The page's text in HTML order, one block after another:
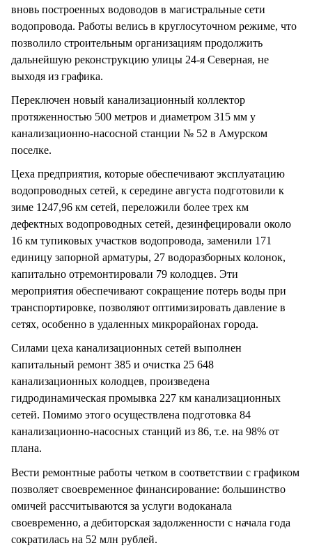
вновь построенных водоводов в магистральные сети
водопровода. Работы велись в круглосуточном режиме, что
позволило строительным организациям продолжить
дальнейшую реконструкцию улицы 24-я Северная, не
выходя из графика.
Переключен новый канализационный коллектор
протяженностью 500 метров и диаметром 315 мм у
канализационно-насосной станции № 52 в Амурском
поселке.
Цеха предприятия, которые обеспечивают эксплуатацию
водопроводных сетей, к середине августа подготовили к
зиме 1247,96 км сетей, переложили более трех км
дефектных водопроводных сетей, дезинфецировали около
16 км тупиковых участков водопровода, заменили 171
единицу запорной арматуры, 27 водоразборных колонок,
капитально отремонтировали 79 колодцев. Эти
мероприятия обеспечивают сокращение потерь воды при
транспортировке, позволяют оптимизировать давление в
сетях, особенно в удаленных микрорайонах города.
Силами цеха канализационных сетей выполнен
капитальный ремонт 385 и очистка 25 648
канализационных колодцев, произведена
гидродинамическая промывка 227 км канализационных
сетей. Помимо этого осуществлена подготовка 84
канализационно-насосных станций из 86, т.е. на 98% от
плана.
Вести ремонтные работы четком в соответствии с графиком
позволяет своевременное финансирование: большинство
омичей рассчитываются за услуги водоканала
своевременно, а дебиторская задолженности с начала года
сократилась на 52 млн рублей.